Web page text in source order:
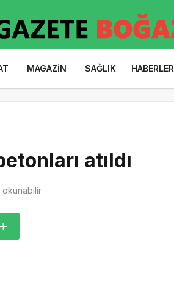
MAGAZIN SAĞLIK HABERLER
atıldı
okunabilir